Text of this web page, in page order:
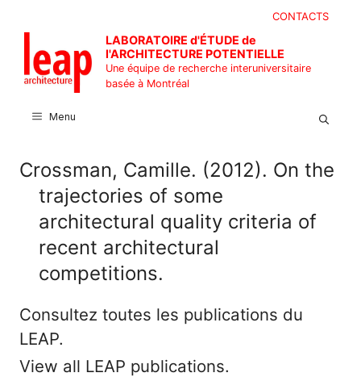
contenu
CONTACTS
LABORATOIRE d'ÉTUDE de
l'ARCHITECTURE POTENTIELLE
Une équipe de recherche interuniversitaire
basée à Montréal
Menu
Crossman, Camille. (2012). On the
trajectories of some
architectural quality criteria of
recent architectural
competitions.
Consultez toutes les publications du
LEAP.
View all LEAP publications.